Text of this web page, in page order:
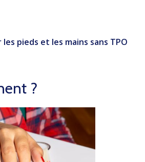
pieds et les mains sans TPO
?